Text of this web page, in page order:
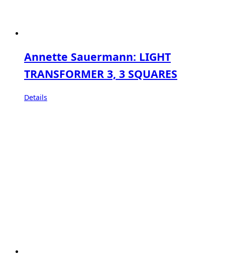
Annette Sauermann: LIGHT
TRANSFORMER 3, 3 SQUARES
Details